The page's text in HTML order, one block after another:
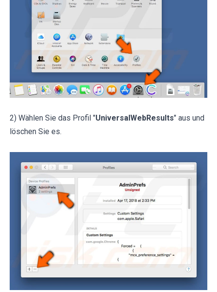
2) Wählen Sie das Profil "UniversalWebResults" aus und
löschen Sie es.